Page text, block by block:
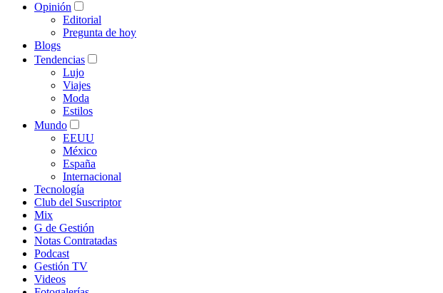
Opinión
Editorial
Pregunta de hoy
Blogs
Tendencias
Lujo
Viajes
Moda
Estilos
Mundo
EEUU
México
España
Internacional
Tecnología
Club del Suscriptor
Mix
G de Gestión
Notas Contratadas
Podcast
Gestión TV
Videos